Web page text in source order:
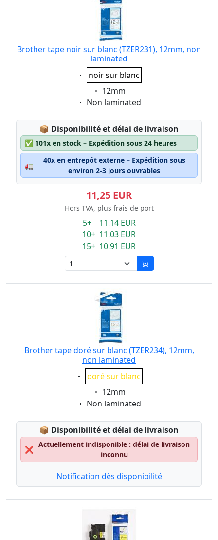
Brother tape noir sur blanc (TZER231), 12mm, non
laminated
Eigenschaft:
noir sur blanc
Eigenschaft:
12mm
Eigenschaft:
Non laminated
📦 Lagerstatus:
Disponibilité et délai de livraison
✅ 101x en stock – Expédition sous 24 heures
🚛
40x en entrepôt externe – Expédition sous
environ 2-3 jours ouvrables
11,25 EUR
Hors TVA, plus frais de port
5+ 11.14 EUR
10+ 11.03 EUR
15+ 10.91 EUR
Brother tape doré sur blanc (TZER234), 12mm,
non laminated
Eigenschaft:
doré sur blanc
Eigenschaft:
12mm
Eigenschaft:
Non laminated
📦 Lagerstatus:
Disponibilité et délai de livraison
❌
Actuellement indisponible : délai de livraison
inconnu
Notification dès disponibilité